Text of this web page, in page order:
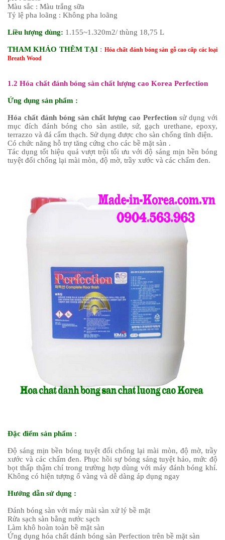
Màu sắc : Màu trắng sữa
Tỷ lệ pha loãng : Không pha loãng
Liều lượng dùng: 1.155~1.320m2/ thùng 18,75 L
THAM KHẢO THÊM TẠI : Hóa chất đánh bóng sàn gỗ cao cấp các loại
Breath Wood
1.2 Hóa chất đánh bóng sàn chất lượng cao Korea Perfection
Ứng dụng sản phẩm :
Hóa chất đánh bóng sàn chất lượng cao Perfection sử dụng với
mục đích đánh bóng cho sàn astile, sứ, gạch urethane, epoxy,
terrazzo và đá cẩm thạch. Sử dụng được cho sàn chống tĩnh điện.
Có chức năng hỗ trợ tăng cứng cho các bề mặt sàn .
Tác dụng tốt hiệu quả vượt trội tối ưu với độ sáng mịn bền bóng
tuyệt đối chống lại mài mòn, độ mờ, trầy xước và các chấm đen.
Đặc điểm sản phẩm :
Độ sáng mịn bền bóng tuyệt đối chống lại mài mòn, độ mờ, trầy
xước và các chấm đen. Phục hồi sự bóng sáng tuyệt hảo, mức độ
bọt thấp thậm chí trong trường hợp dùng với máy đánh bóng khí.
Không có hiện tượng ố vàng và dễ dàng áp dụng ngay
Hướng dẫn sử dụng :
Đánh bóng sàn với máy mài sàn xử lý bề mặt
Rửa sạch sàn bằng nước sạch
Làm khô hoàn toàn bề mặt sàn
Ứng dụng hóa chất đánh bóng sàn Perfection trên bề mặt sàn